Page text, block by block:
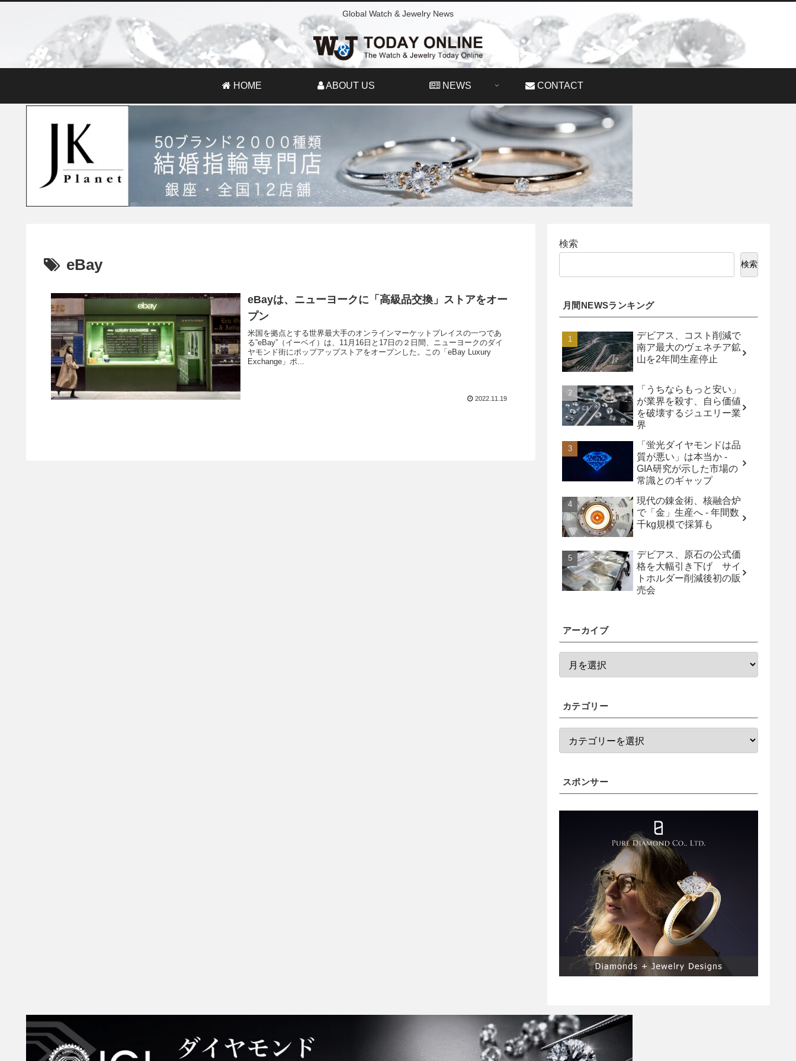
Global Watch & Jewelry News
HOME ABOUT US NEWS CONTACT
eBay
eBayは、ニューヨークに「高級品交換」ストアをオー
プン
米国を拠点とする世界最大手のオンラインマーケットプレイスの一つであ
る”eBay”（イーベイ）は、11月16日と17日の２日間、ニューヨークのダイ
ヤモンド街にポップアップストアをオープンした。この「eBay Luxury
Exchange」ポ...
2022.11.19
検索
検索
月間NEWSランキング
デビアス、コスト削減で
南ア最大のヴェネチア鉱
山を2年間生産停止
「うちならもっと安い」
が業界を殺す、自ら価値
を破壊するジュエリー業
界
「蛍光ダイヤモンドは品
質が悪い」は本当か -
GIA研究が示した市場の
常識とのギャップ
現代の錬金術、核融合炉
で「金」生産へ - 年間数
千kg規模で採算も
デビアス、原石の公式価
格を大幅引き下げ サイ
トホルダー削減後初の販
売会
アーカイブ
カテゴリー
スポンサー